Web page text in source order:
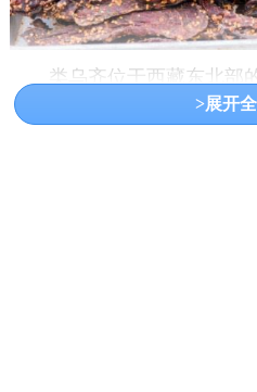
类乌齐位于西藏东北部的
的牦牛位于平均有着3700米
>展开